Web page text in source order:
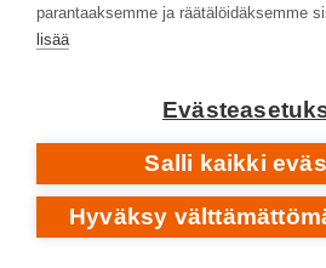
Mattila, 520 sivua | Sammakko
Bogart Co. – All The Best Boys
Bogart Co. teki kaiken isommin
imago ja maitomainokset olivat
parantaaksemme ja räätälöidäksemme
lisää
Salli kaikki
Hyväksy